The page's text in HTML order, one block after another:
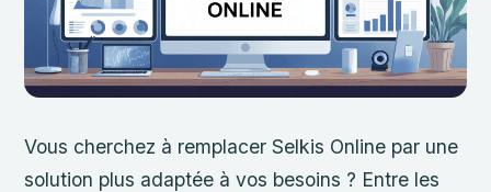
Vous cherchez à remplacer Selkis Online par une
solution plus adaptée à vos besoins ? Entre les